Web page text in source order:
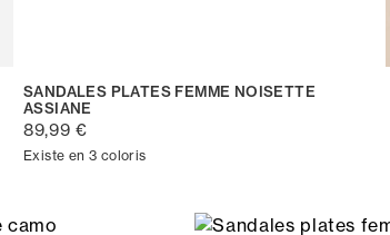
SANDALES PLATES FEMME NOISETTE
ASSIANE
89,99 €
Existe en 3 coloris